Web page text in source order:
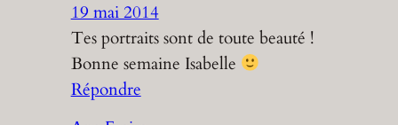
19 mai 2014
Tes portraits sont de toute beauté !
Bonne semaine Isabelle
Répondre